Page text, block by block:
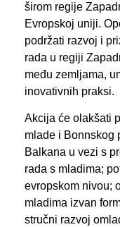
širom regije
Evropskoj uniji.
podržati razvoj i
rada u regiji
među zemljama,
inovativnih praksi.
Akcija će olakšati
mlade i Bonnskog
Balkana u vezi s
rada s mladima;
evropskom nivou;
mladima izvan
stručni razvoj